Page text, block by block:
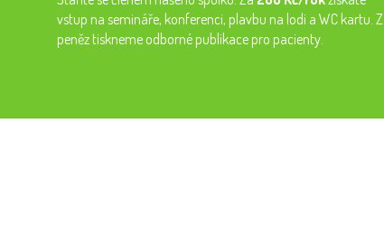
vstup na semináře, konferenci, plavbu na lodi a WC kartu. Z
peněz tiskneme odborné publikace pro pacienty.